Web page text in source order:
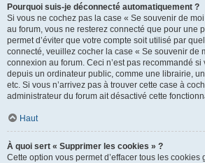
Pourquoi suis-je déconnecté automatiquement ?
Si vous ne cochez pas la case « Se souvenir de
au forum, vous ne resterez connecté que pour une
permet d’éviter que votre compte soit utilisé par
connecté, veuillez cocher la case « Se souvenir de
connexion au forum. Ceci n’est pas recommandé
depuis un ordinateur public, comme une librairie,
etc. Si vous n’arrivez pas à trouver cette case à
administrateur du forum ait désactivé cette
Haut
À quoi sert « Supprimer les cookies » ?
Cette option vous permet d’effacer tous les cookies